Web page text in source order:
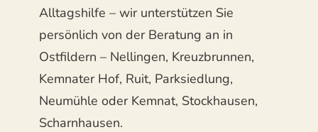
Alltagshilfe – wir unterstützen Sie
persönlich von der Beratung an in
Ostfildern – Nellingen, Kreuzbrunnen,
Kemnater Hof, Ruit, Parksiedlung,
Neumühle oder Kemnat, Stockhausen,
Scharnhausen.